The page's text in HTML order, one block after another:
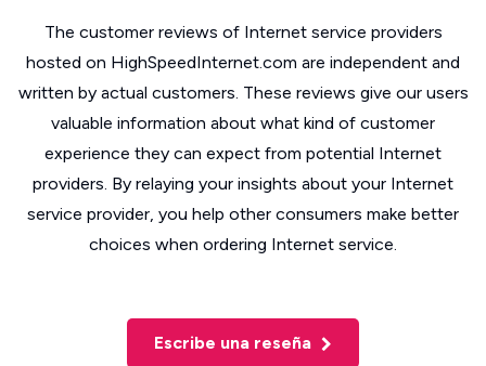
The customer reviews of Internet service providers
hosted on HighSpeedInternet.com are independent and
written by actual customers. These reviews give our users
valuable information about what kind of customer
experience they can expect from potential Internet
providers. By relaying your insights about your Internet
service provider, you help other consumers make better
choices when ordering Internet service.
Escribe una reseña